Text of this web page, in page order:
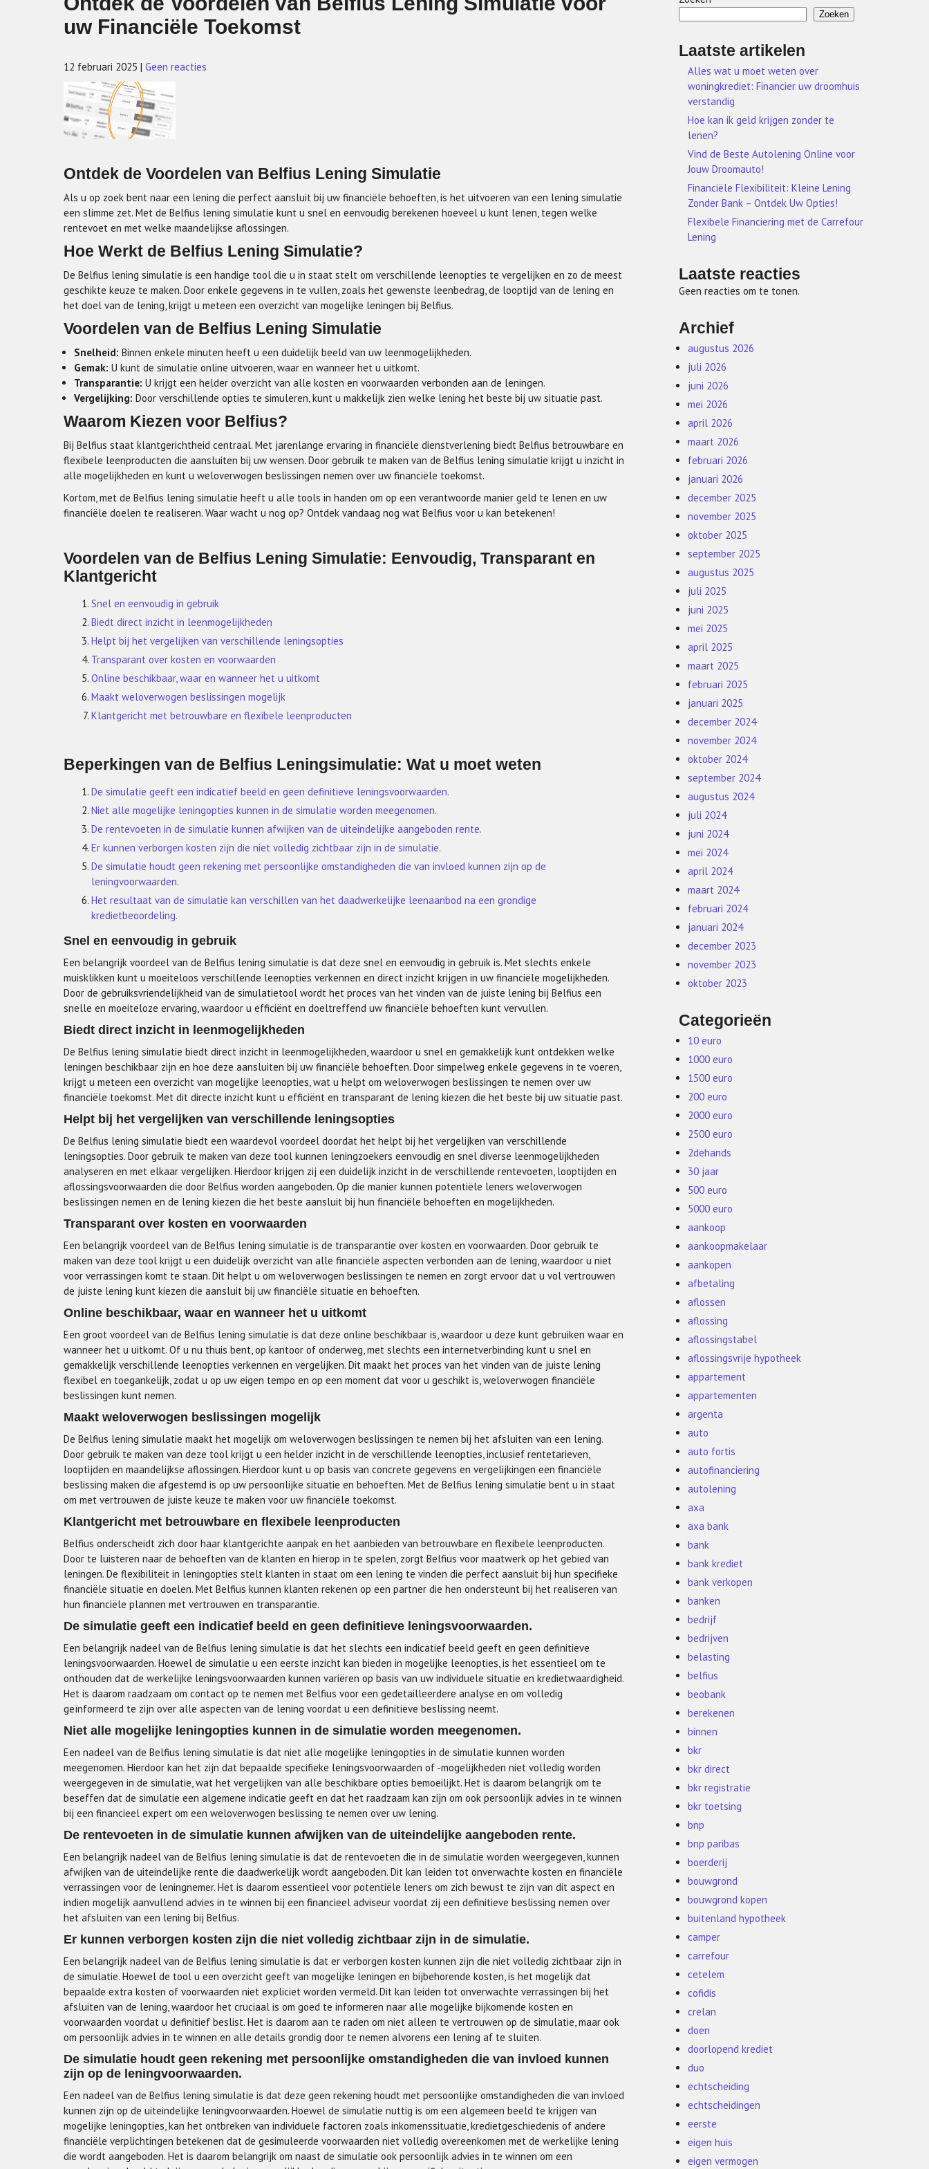
uw Financiële Toekomst
12 februari 2025 | Geen reacties
Ontdek de Voordelen van Belfius Lening Simulatie
Als u op zoek bent naar een lening die perfect aansluit bij uw financiële behoeften, is het uitvoeren van een lening simulatie
een slimme zet. Met de Belfius lening simulatie kunt u snel en eenvoudig berekenen hoeveel u kunt lenen, tegen welke
rentevoet en met welke maandelijkse aflossingen.
Hoe Werkt de Belfius Lening Simulatie?
De Belfius lening simulatie is een handige tool die u in staat stelt om verschillende leenopties te vergelijken en zo de meest
geschikte keuze te maken. Door enkele gegevens in te vullen, zoals het gewenste leenbedrag, de looptijd van de lening en
het doel van de lening, krijgt u meteen een overzicht van mogelijke leningen bij Belfius.
Voordelen van de Belfius Lening Simulatie
Snelheid: Binnen enkele minuten heeft u een duidelijk beeld van uw leenmogelijkheden.
Gemak: U kunt de simulatie online uitvoeren, waar en wanneer het u uitkomt.
Transparantie: U krijgt een helder overzicht van alle kosten en voorwaarden verbonden aan de leningen.
Vergelijking: Door verschillende opties te simuleren, kunt u makkelijk zien welke lening het beste bij uw situatie past.
Waarom Kiezen voor Belfius?
Bij Belfius staat klantgerichtheid centraal. Met jarenlange ervaring in financiële dienstverlening biedt Belfius betrouwbare en
flexibele leenproducten die aansluiten bij uw wensen. Door gebruik te maken van de Belfius lening simulatie krijgt u inzicht in
alle mogelijkheden en kunt u weloverwogen beslissingen nemen over uw financiële toekomst.
Kortom, met de Belfius lening simulatie heeft u alle tools in handen om op een verantwoorde manier geld te lenen en uw
financiële doelen te realiseren. Waar wacht u nog op? Ontdek vandaag nog wat Belfius voor u kan betekenen!
Voordelen van de Belfius Lening Simulatie: Eenvoudig, Transparant en
Klantgericht
Snel en eenvoudig in gebruik
Biedt direct inzicht in leenmogelijkheden
Helpt bij het vergelijken van verschillende leningsopties
Transparant over kosten en voorwaarden
Online beschikbaar, waar en wanneer het u uitkomt
Maakt weloverwogen beslissingen mogelijk
Klantgericht met betrouwbare en flexibele leenproducten
Beperkingen van de Belfius Leningsimulatie: Wat u moet weten
De simulatie geeft een indicatief beeld en geen definitieve leningsvoorwaarden.
Niet alle mogelijke leningopties kunnen in de simulatie worden meegenomen.
De rentevoeten in de simulatie kunnen afwijken van de uiteindelijke aangeboden rente.
Er kunnen verborgen kosten zijn die niet volledig zichtbaar zijn in de simulatie.
De simulatie houdt geen rekening met persoonlijke omstandigheden die van invloed kunnen zijn op de
leningvoorwaarden.
Het resultaat van de simulatie kan verschillen van het daadwerkelijke leenaanbod na een grondige
kredietbeoordeling.
Snel en eenvoudig in gebruik
Een belangrijk voordeel van de Belfius lening simulatie is dat deze snel en eenvoudig in gebruik is. Met slechts enkele
muisklikken kunt u moeiteloos verschillende leenopties verkennen en direct inzicht krijgen in uw financiële mogelijkheden.
Door de gebruiksvriendelijkheid van de simulatietool wordt het proces van het vinden van de juiste lening bij Belfius een
snelle en moeiteloze ervaring, waardoor u efficiënt en doeltreffend uw financiële behoeften kunt vervullen.
Biedt direct inzicht in leenmogelijkheden
De Belfius lening simulatie biedt direct inzicht in leenmogelijkheden, waardoor u snel en gemakkelijk kunt ontdekken welke
leningen beschikbaar zijn en hoe deze aansluiten bij uw financiële behoeften. Door simpelweg enkele gegevens in te voeren,
krijgt u meteen een overzicht van mogelijke leenopties, wat u helpt om weloverwogen beslissingen te nemen over uw
financiële toekomst. Met dit directe inzicht kunt u efficiënt en transparant de lening kiezen die het beste bij uw situatie past.
Helpt bij het vergelijken van verschillende leningsopties
De Belfius lening simulatie biedt een waardevol voordeel doordat het helpt bij het vergelijken van verschillende
leningsopties. Door gebruik te maken van deze tool kunnen leningzoekers eenvoudig en snel diverse leenmogelijkheden
analyseren en met elkaar vergelijken. Hierdoor krijgen zij een duidelijk inzicht in de verschillende rentevoeten, looptijden en
aflossingsvoorwaarden die door Belfius worden aangeboden. Op die manier kunnen potentiële leners weloverwogen
beslissingen nemen en de lening kiezen die het beste aansluit bij hun financiële behoeften en mogelijkheden.
Transparant over kosten en voorwaarden
Een belangrijk voordeel van de Belfius lening simulatie is de transparantie over kosten en voorwaarden. Door gebruik te
maken van deze tool krijgt u een duidelijk overzicht van alle financiële aspecten verbonden aan de lening, waardoor u niet
voor verrassingen komt te staan. Dit helpt u om weloverwogen beslissingen te nemen en zorgt ervoor dat u vol vertrouwen
de juiste lening kunt kiezen die aansluit bij uw financiële situatie en behoeften.
Online beschikbaar, waar en wanneer het u uitkomt
Een groot voordeel van de Belfius lening simulatie is dat deze online beschikbaar is, waardoor u deze kunt gebruiken waar en
wanneer het u uitkomt. Of u nu thuis bent, op kantoor of onderweg, met slechts een internetverbinding kunt u snel en
gemakkelijk verschillende leenopties verkennen en vergelijken. Dit maakt het proces van het vinden van de juiste lening
flexibel en toegankelijk, zodat u op uw eigen tempo en op een moment dat voor u geschikt is, weloverwogen financiële
beslissingen kunt nemen.
Maakt weloverwogen beslissingen mogelijk
De Belfius lening simulatie maakt het mogelijk om weloverwogen beslissingen te nemen bij het afsluiten van een lening.
Door gebruik te maken van deze tool krijgt u een helder inzicht in de verschillende leenopties, inclusief rentetarieven,
looptijden en maandelijkse aflossingen. Hierdoor kunt u op basis van concrete gegevens en vergelijkingen een financiële
beslissing maken die afgestemd is op uw persoonlijke situatie en behoeften. Met de Belfius lening simulatie bent u in staat
om met vertrouwen de juiste keuze te maken voor uw financiële toekomst.
Klantgericht met betrouwbare en flexibele leenproducten
Belfius onderscheidt zich door haar klantgerichte aanpak en het aanbieden van betrouwbare en flexibele leenproducten.
Door te luisteren naar de behoeften van de klanten en hierop in te spelen, zorgt Belfius voor maatwerk op het gebied van
leningen. De flexibiliteit in leningopties stelt klanten in staat om een lening te vinden die perfect aansluit bij hun specifieke
financiële situatie en doelen. Met Belfius kunnen klanten rekenen op een partner die hen ondersteunt bij het realiseren van
hun financiële plannen met vertrouwen en transparantie.
De simulatie geeft een indicatief beeld en geen definitieve leningsvoorwaarden.
Een belangrijk nadeel van de Belfius lening simulatie is dat het slechts een indicatief beeld geeft en geen definitieve
leningsvoorwaarden. Hoewel de simulatie u een eerste inzicht kan bieden in mogelijke leenopties, is het essentieel om te
onthouden dat de werkelijke leningsvoorwaarden kunnen variëren op basis van uw individuele situatie en kredietwaardigheid.
Het is daarom raadzaam om contact op te nemen met Belfius voor een gedetailleerdere analyse en om volledig
geïnformeerd te zijn over alle aspecten van de lening voordat u een definitieve beslissing neemt.
Niet alle mogelijke leningopties kunnen in de simulatie worden meegenomen.
Een nadeel van de Belfius lening simulatie is dat niet alle mogelijke leningopties in de simulatie kunnen worden
meegenomen. Hierdoor kan het zijn dat bepaalde specifieke leningsvoorwaarden of -mogelijkheden niet volledig worden
weergegeven in de simulatie, wat het vergelijken van alle beschikbare opties bemoeilijkt. Het is daarom belangrijk om te
beseffen dat de simulatie een algemene indicatie geeft en dat het raadzaam kan zijn om ook persoonlijk advies in te winnen
bij een financieel expert om een weloverwogen beslissing te nemen over uw lening.
De rentevoeten in de simulatie kunnen afwijken van de uiteindelijke aangeboden rente.
Een belangrijk nadeel van de Belfius lening simulatie is dat de rentevoeten die in de simulatie worden weergegeven, kunnen
afwijken van de uiteindelijke rente die daadwerkelijk wordt aangeboden. Dit kan leiden tot onverwachte kosten en financiële
verrassingen voor de leningnemer. Het is daarom essentieel voor potentiële leners om zich bewust te zijn van dit aspect en
indien mogelijk aanvullend advies in te winnen bij een financieel adviseur voordat zij een definitieve beslissing nemen over
het afsluiten van een lening bij Belfius.
Er kunnen verborgen kosten zijn die niet volledig zichtbaar zijn in de simulatie.
Een belangrijk nadeel van de Belfius lening simulatie is dat er verborgen kosten kunnen zijn die niet volledig zichtbaar zijn in
de simulatie. Hoewel de tool u een overzicht geeft van mogelijke leningen en bijbehorende kosten, is het mogelijk dat
bepaalde extra kosten of voorwaarden niet expliciet worden vermeld. Dit kan leiden tot onverwachte verrassingen bij het
afsluiten van de lening, waardoor het cruciaal is om goed te informeren naar alle mogelijke bijkomende kosten en
voorwaarden voordat u definitief beslist. Het is daarom aan te raden om niet alleen te vertrouwen op de simulatie, maar ook
om persoonlijk advies in te winnen en alle details grondig door te nemen alvorens een lening af te sluiten.
De simulatie houdt geen rekening met persoonlijke omstandigheden die van invloed kunnen
zijn op de leningvoorwaarden.
Een nadeel van de Belfius lening simulatie is dat deze geen rekening houdt met persoonlijke omstandigheden die van invloed
kunnen zijn op de uiteindelijke leningvoorwaarden. Hoewel de simulatie nuttig is om een algemeen beeld te krijgen van
mogelijke leningopties, kan het ontbreken van individuele factoren zoals inkomenssituatie, kredietgeschiedenis of andere
financiële verplichtingen betekenen dat de gesimuleerde voorwaarden niet volledig overeenkomen met de werkelijke lening
die wordt aangeboden. Het is daarom belangrijk om naast de simulatie ook persoonlijk advies in te winnen om een
Zoeken
Laatste artikelen
Alles wat u moet weten over
woningkrediet: Financier uw droomhuis
verstandig
Hoe kan ik geld krijgen zonder te
lenen?
Vind de Beste Autolening Online voor
Jouw Droomauto!
Financiële Flexibiliteit: Kleine Lening
Zonder Bank – Ontdek Uw Opties!
Flexibele Financiering met de Carrefour
Lening
Laatste reacties
Geen reacties om te tonen.
Archief
augustus 2026
juli 2026
juni 2026
mei 2026
april 2026
maart 2026
februari 2026
januari 2026
december 2025
november 2025
oktober 2025
september 2025
augustus 2025
juli 2025
juni 2025
mei 2025
april 2025
maart 2025
februari 2025
januari 2025
december 2024
november 2024
oktober 2024
september 2024
augustus 2024
juli 2024
juni 2024
mei 2024
april 2024
maart 2024
februari 2024
januari 2024
december 2023
november 2023
oktober 2023
Categorieën
10 euro
1000 euro
1500 euro
200 euro
2000 euro
2500 euro
2dehands
30 jaar
500 euro
5000 euro
aankoop
aankoopmakelaar
aankopen
afbetaling
aflossen
aflossing
aflossingstabel
aflossingsvrije hypotheek
appartement
appartementen
argenta
auto
auto fortis
autofinanciering
autolening
axa
axa bank
bank
bank krediet
bank verkopen
banken
bedrijf
bedrijven
belasting
belfius
beobank
berekenen
binnen
bkr
bkr direct
bkr registratie
bkr toetsing
bnp
bnp paribas
boerderij
bouwgrond
bouwgrond kopen
buitenland hypotheek
camper
carrefour
cetelem
cofidis
crelan
doen
doorlopend krediet
duo
echtscheiding
echtscheidingen
eerste
eigen huis
eigen vermogen